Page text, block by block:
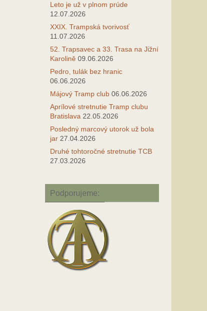
Leto je už v plnom prúde
12.07.2026
XXIX. Trampská tvorivosť
11.07.2026
52. Trapsavec a 33. Trasa na Jižní
Karolině 09.06.2026
Pedro, tulák bez hranic
06.06.2026
Májový Tramp club 06.06.2026
Aprílové stretnutie Tramp clubu
Bratislava 22.05.2026
Posledný marcový utorok už bola
jar 27.04.2026
Druhé tohtoročné stretnutie TCB
27.03.2026
Podporujeme: